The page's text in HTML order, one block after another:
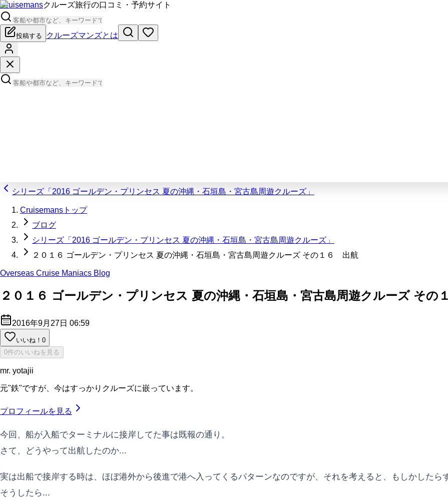
Cruisemansクルーズ旅行の口コミ・予約サイト
投稿する クルーズマンズとは
シリーズ「2016 ゴールデン・プリンセス 夏の沖縄・石垣島・宮古島周遊クルーズ」
Cruisemansトップ
ブログ
シリーズ「2016 ゴールデン・プリンセス 夏の沖縄・石垣島・宮古島周遊クルーズ」
２０１６ ゴールデン・プリンセス 夏の沖縄・石垣島・宮古島周遊クルーズ その１６ 出航
Overseas Cruise Maniacs Blog
２０１６ ゴールデン・プリンセス 夏の沖縄・石垣島・宮古島周遊クルーズ そ
2016年9月27日 06:59
いいね！ 0
0件のいいねを見る
mr. yotajii
元"鉄"ですが、今はすっかりクルーズに嵌っています。
プロフィールを見る
今回、船が入船でターミナルに接岸してた事は既報の通り。
さて、どうやって出航したのか...
実は出船で接岸する時は、ほぼ港外から後進で港へ入ってくるパターンなのですが、それを考えると、もしかしたら
そうしたら...